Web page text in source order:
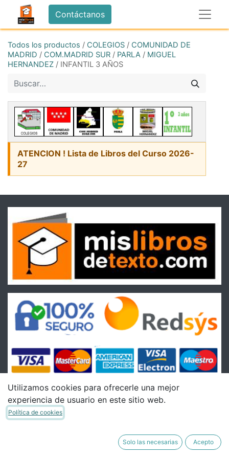
Contáctanos
Todos los productos / COLEGIOS / COMUNIDAD DE
MADRID / COM.MADRID SUR / PARLA / MIGUEL
HERNANDEZ / INFANTIL 3 AÑOS
ATENCION ! Lista de Libros del Curso 2026-
27
Condiciones
Utilizamos cookies para ofrecerle una mejor
experiencia de usuario en este sitio web.
Política de cookies
Solo las necesarias Acepto